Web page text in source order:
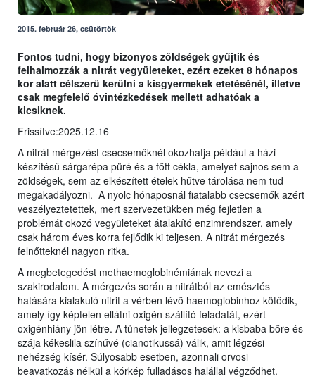
2015. február 26, csütörtök
Fontos tudni, hogy bizonyos zöldségek gyűjtik és
felhalmozzák a nitrát vegyületeket, ezért ezeket 8 hónapos
kor alatt célszerű kerülni a kisgyermekek etetésénél, illetve
csak megfelelő óvintézkedések mellett adhatóak a
kicsiknek.
Frissítve:2025.12.16
A nitrát mérgezést csecsemőknél okozhatja például a házi
készítésű sárgarépa püré és a főtt cékla, amelyet sajnos sem a
zöldségek, sem az elkészített ételek hűtve tárolása nem tud
megakadályozni. A nyolc hónaposnál fiatalabb csecsemők azért
veszélyeztetettek, mert szervezetükben még fejletlen a
problémát okozó vegyületeket átalakító enzimrendszer, amely
csak három éves korra fejlődik ki teljesen. A nitrát mérgezés
felnőtteknél nagyon ritka.
A megbetegedést methaemoglobinémiának nevezi a
szakirodalom. A mérgezés során a nitrátból az emésztés
hatására kialakuló nitrit a vérben lévő haemoglobinhoz kötődik,
amely így képtelen ellátni oxigén szállító feladatát, ezért
oxigénhiány jön létre. A tünetek jellegzetesek: a kisbaba bőre és
szája kékeslila színűvé (cianotikussá) válik, amit légzési
nehézség kísér. Súlyosabb esetben, azonnali orvosi
beavatkozás nélkül a kórkép fulladásos halállal végződhet.